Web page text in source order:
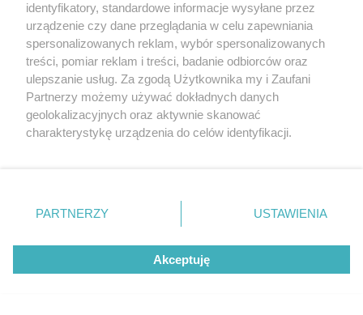
DOMOWE SPOSOBY
Domowy spray na muchy. Ten prosty
roztwór z octu błyskawicznie
odstraszy uciążliwe owady
identyfikatory, standardowe informacje wysyłane przez
urządzenie czy dane przeglądania w celu zapewniania
spersonalizowanych reklam, wybór spersonalizowanych
treści, pomiar reklam i treści, badanie odbiorców oraz
ulepszanie usług. Za zgodą Użytkownika my i Zaufani
Partnerzy możemy używać dokładnych danych
geolokalizacyjnych oraz aktywnie skanować
charakterystykę urządzenia do celów identyfikacji.
zmienić/wycofać klikając przycisk ustawień prywatności
znajdujący się w lewym dolnym rogu strony
rodzaje przetwarzania danych nie wymagają zgody
użytkownika, ale masz prawo sprzeciwić się takiemu
przetwarzaniu. Preferencje będą miały zastosowanie tylko
PARTNERZY USTAWIENIA
Akceptuję